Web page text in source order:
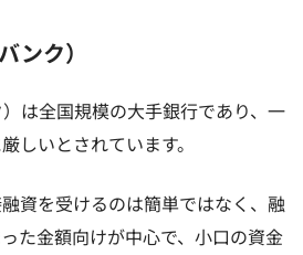
ンク）
は全国規模の大手銀行であり、一
しいとされています。
資を受けるのは簡単ではなく、融
た金額向けが中心で、小口の資金